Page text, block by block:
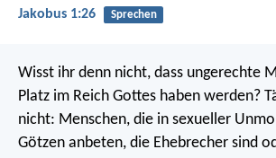
Jakobus 1:26 Sprechen
Wisst ihr denn nicht, dass ungerechte
Platz im Reich Gottes haben werden?
nicht: Menschen, die in sexueller
Götzen anbeten, die Ehebrecher sind